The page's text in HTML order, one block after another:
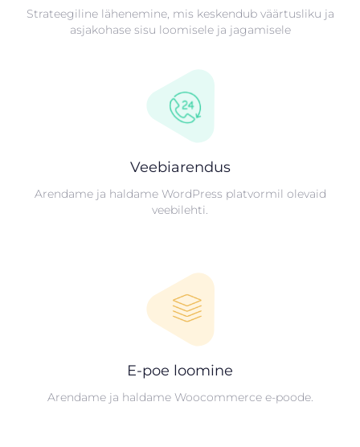
Strateegiline lähenemine, mis keskendub väärtusliku ja
asjakohase sisu loomisele ja jagamisele
Veebiarendus
Arendame ja haldame WordPress platvormil olevaid
veebilehti.
E-poe loomine
Arendame ja haldame Woocommerce e-poode.